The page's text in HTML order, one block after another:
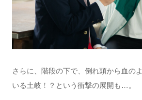
さらに、階段の下で、倒れ頭から血の
いる土岐！？という衝撃の展開も…。